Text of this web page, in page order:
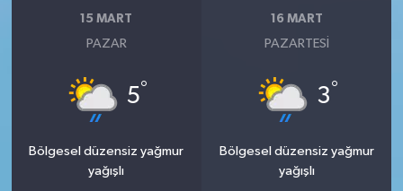
15 MART
PAZAR
5°
Bölgesel düzensiz yağmur
yağışlı
16 MART
PAZARTESI
3°
Bölgesel düzensiz yağmur
yağışlı